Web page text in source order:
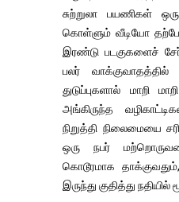
சுற்றுலா பயணிகள்
கொள்ளும் வீடியோ
இரண்டு படகுகளைச்
பலர்
துடுப்புகளால் மாறி
அங்கிருந்த
நிறுத்தி நிலைமையை
ஒரு நபர்
கொடூரமாக
இருந்து குதித்து